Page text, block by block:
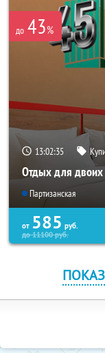
до 43%
13:02:35
Отдых для двоих
Партизанская
от 585 руб.
до11100руб.